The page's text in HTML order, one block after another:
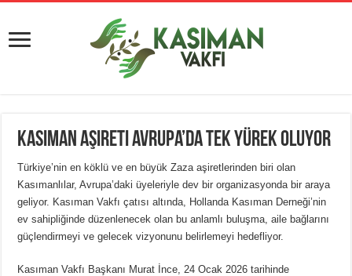
Kasıman Aşireti Avrupa’da Tek Yürek Oluyor
Türkiye’nin en köklü ve en büyük Zaza aşiretlerinden biri olan
Kasımanlılar, Avrupa’daki üyeleriyle dev bir organizasyonda bir araya
geliyor. Kasıman Vakfı çatısı altında, Hollanda Kasıman Derneği’nin
ev sahipliğinde düzenlenecek olan bu anlamlı buluşma, aile bağlarını
güçlendirmeyi ve gelecek vizyonunu belirlemeyi hedefliyor.
Kasıman Vakfı Başkanı Murat İnce, 24 Ocak 2026 tarihinde